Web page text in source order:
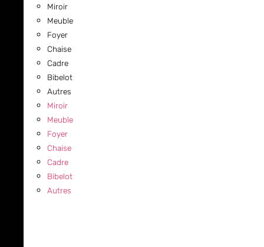
Miroir
Meuble
Foyer
Chaise
Cadre
Bibelot
Autres
Miroir
Meuble
Foyer
Chaise
Cadre
Bibelot
Autres